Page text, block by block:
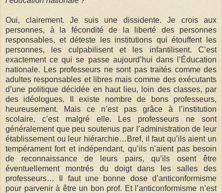
Oui, clairement. Je suis une dissidente. Je crois aux
personnes, à la fécondité de la liberté des personnes
responsables, et déteste les institutions qui étouffent les
personnes, les culpabilisent et les infantilisent. C’est
exactement ce qui se passe aujourd’hui dans l’Éducation
nationale. Les professeurs ne sont pas traités comme des
adultes responsables et libres mais comme des exécutants
d’une politique décidée en haut lieu, loin des classes, par
des idéologues. Il existe nombre de bons professeurs,
heureusement. Mais ce n’est pas grâce à l’institution
scolaire, c’est malgré elle. Les professeurs ne sont
généralement que peu soutenus par l’administration de leur
établissement ou leur hiérarchie…Bref, il faut qu’ils aient un
tempérament fort et indépendant, qu’ils n’aient pas besoin
de reconnaissance de leurs pairs, qu’ils osent être
éventuellement montrés du doigt dans les salles des
professeurs… Il faut une bonne dose d’anticonformisme
pour parvenir à être un bon prof. Et l’anticonformisme n’est